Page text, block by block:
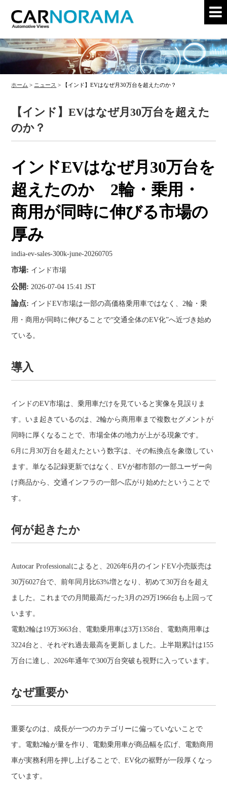
ホーム > ニュース > 【インド】EVはなぜ月30万台を超えたのか？
【インド】EVはなぜ月30万台を超えた
のか？
インドEVはなぜ月30万台を
超えたのか 2輪・乗用・
商用が同時に伸びる市場の
厚み
india-ev-sales-300k-june-20260705
市場: インド市場
公開: 2026-07-04 15:41 JST
論点: インドEV市場は一部の高価格乗用車ではなく、2輪・乗
用・商用が同時に伸びることで“交通全体のEV化”へ近づき始め
ている。
導入
インドのEV市場は、乗用車だけを見ていると実像を見誤りま
す。いま起きているのは、2輪から商用車まで複数セグメントが
同時に厚くなることで、市場全体の地力が上がる現象です。
6月に月30万台を超えたという数字は、その転換点を象徴してい
ます。単なる記録更新ではなく、EVが都市部の一部ユーザー向
け商品から、交通インフラの一部へ広がり始めたということで
す。
何が起きたか
Autocar Professionalによると、2026年6月のインドEV小売販売は
30万6027台で、前年同月比63%増となり、初めて30万台を超え
ました。これまでの月間最高だった3月の29万1966台も上回って
います。
電動2輪は19万3663台、電動乗用車は3万1358台、電動商用車は
3224台と、それぞれ過去最高を更新しました。上半期累計は155
万台に達し、2026年通年で300万台突破も視野に入っています。
なぜ重要か
重要なのは、成長が一つのカテゴリーに偏っていないことで
す。電動2輪が量を作り、電動乗用車が商品幅を広げ、電動商用
車が実務利用を押し上げることで、EV化の裾野が一段厚くなっ
ています。